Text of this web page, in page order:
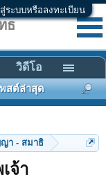
สู่ระบบหรือลงทะเบียน
า - สมาธิ
จ้า
ธ
สต์ล่าสุด
วิดีโอ